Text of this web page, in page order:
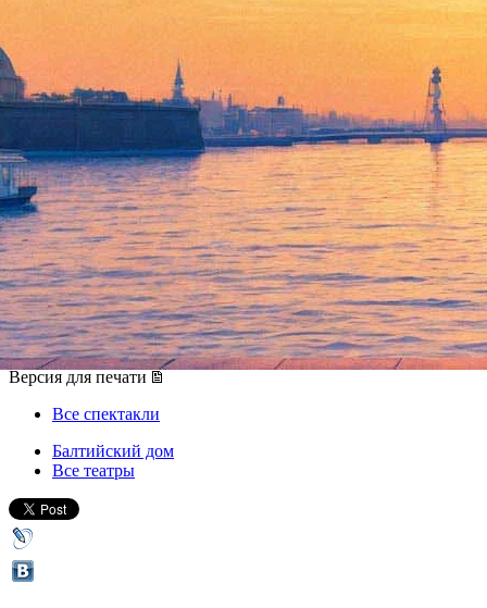
Путешествие Алисы по
Швейцарии в поисках
эвтаназии
06 декабря 2014, суббота
Версия для печати
Все спектакли
Балтийский дом
Все театры